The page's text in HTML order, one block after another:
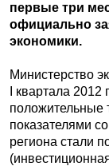
первые три
официально
экономики.
Министерство
I квартала
положительные
показателями
региона стали